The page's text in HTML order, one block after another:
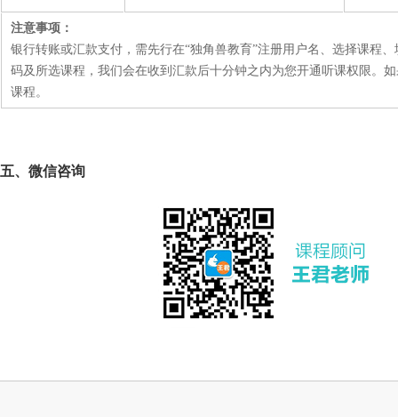
注意事项：
银行转账或汇款支付，需先行在“独角兽教育”注册用户名、选择课程
码及所选课程，我们会在收到汇款后十分钟之内为您开通听课权限。
课程。
五、微信咨询